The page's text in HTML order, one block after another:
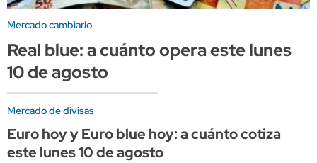
Mercado cambiario
Real blue: a cuánto opera este lunes
10 de agosto
Mercado de divisas
Euro hoy y Euro blue hoy: a cuánto cotiza
este lunes 10 de agosto